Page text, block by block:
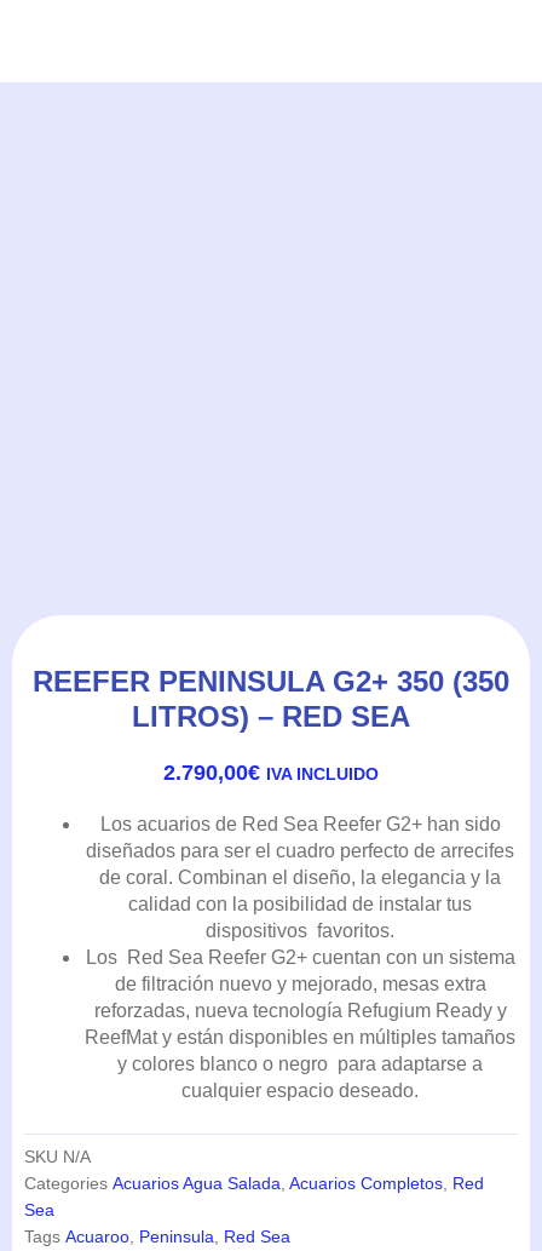
REEFER PENINSULA G2+ 350 (350
LITROS) – RED SEA
2.790,00€ IVA INCLUIDO
Los acuarios de Red Sea Reefer G2+ han sido
diseñados para ser el cuadro perfecto de arrecifes
de coral. Combinan el diseño, la elegancia y la
calidad con la posibilidad de instalar tus
dispositivos favoritos.
Los Red Sea Reefer G2+ cuentan con un sistema
de filtración nuevo y mejorado, mesas extra
reforzadas, nueva tecnología Refugium Ready y
ReefMat y están disponibles en múltiples tamaños
y colores blanco o negro para adaptarse a
cualquier espacio deseado.
SKU N/A
Categories Acuarios Agua Salada Acuarios Completos Red
Sea
Tags Acuaroo Peninsula Red Sea